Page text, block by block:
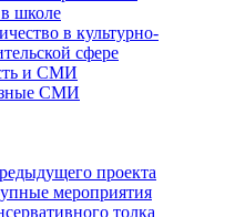
школе
в культурно-
сфере
и СМИ
СМИ
проекта
мероприятия
толка